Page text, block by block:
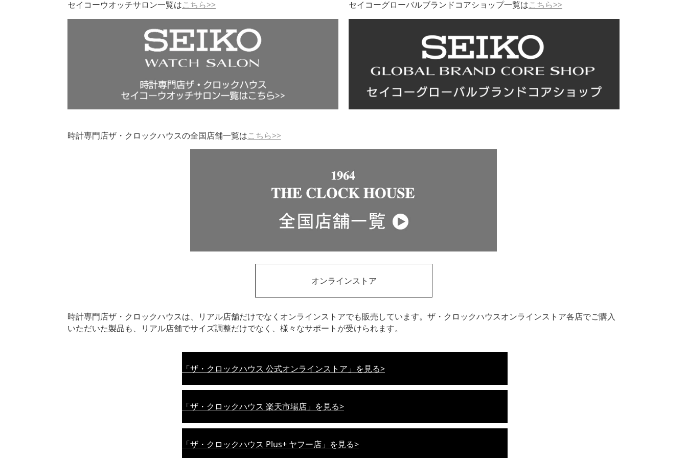
セイコーウオッチサロン一覧はこちら>>
セイコーグローバルブランドコアショップ一覧はこちら>>
時計専門店ザ・クロックハウスの全国店舗一覧はこちら>>
オンラインストア
時計専門店ザ・クロックハウスは、リアル店舗だけでなくオンラインストアでも販売しています。 ザ・クロックハウスオンラインストア各店でご購入
いただいた製品も、リアル店舗でサイズ調整だけでなく、様々なサポートが受けられます。
「ザ・クロックハウス 公式オンラインストア」を見る>
「ザ・クロックハウス 楽天市場店」を見る>
「ザ・クロックハウス Plus+ ヤフー店」を見る>